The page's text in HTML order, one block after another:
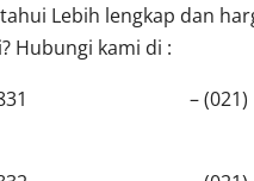
Lebih lengkap dan
Hubungi kami di :
– (021)